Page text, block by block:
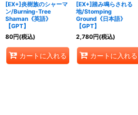
[EX+]炎樹族のシャーマ
ン/Burning-Tree
Shaman《英語》
【GPT】
80円(税込)
カートに入れる
[EX+]踏み鳴らされる
地/Stomping
Ground《日本語》
【GPT】
2,780円(税込)
カートに入れる